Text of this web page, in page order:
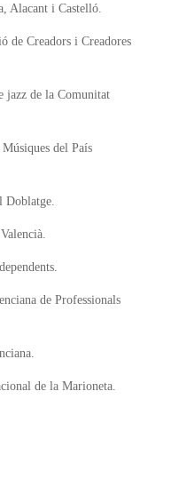
Alacant i Castelló.
de Creadors i Creadores
jazz de la Comunitat
del País
Doblatge.
de Professionals
de la Marioneta.